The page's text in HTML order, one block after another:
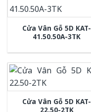
Cửa Vân Gỗ 5D KAT-
41.50.50A-3TK
Cửa Vân Gỗ 5D KAT-
22.50-2TK